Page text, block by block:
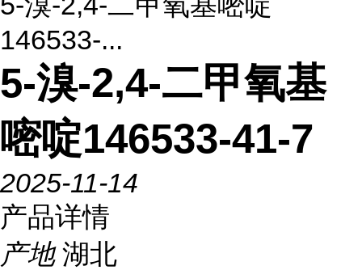
146533-...
5-溴-2,4-二甲氧基
嘧啶146533-41-7
2025-11-14
产品详情
产地 湖北